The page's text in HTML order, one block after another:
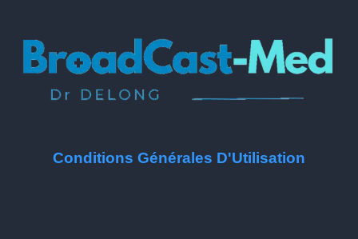
Conditions Générales D'Utilisation